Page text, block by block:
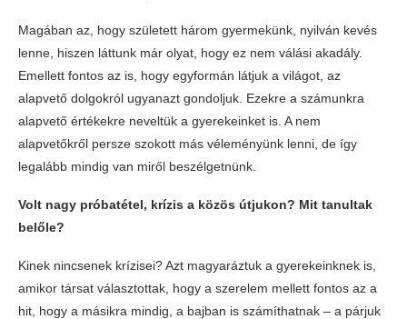
Magában az, hogy született három gyermekünk, nyilván kevés
lenne, hiszen láttunk már olyat, hogy ez nem válási akadály.
Emellett fontos az is, hogy egyformán látjuk a világot, az
alapvető dolgokról ugyanazt gondoljuk. Ezekre a számunkra
alapvető értékekre neveltük a gyerekeinket is. A nem
alapvetőkről persze szokott más véleményünk lenni, de így
legalább mindig van miről beszélgetnünk.
Volt nagy próbatétel, krízis a közös útjukon? Mit tanultak
belőle?
Kinek nincsenek krízisei? Azt magyaráztuk a gyerekeinknek is,
amikor társat választottak, hogy a szerelem mellett fontos az a
hit, hogy a másikra mindig, a bajban is számíthatnak – a párjuk